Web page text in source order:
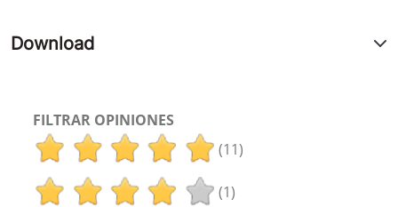
Download
FILTRAR OPINIONES
(11)
(1)